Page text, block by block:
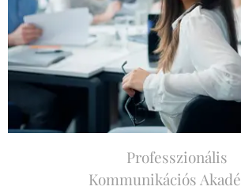
Professzionális
Kommunikációs